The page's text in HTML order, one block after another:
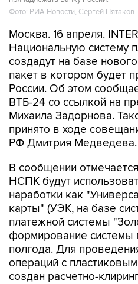
Фото: РИА Новости, Сергей Пятаков
Москва. 16 апреля.
Национальную систему
создадут на базе
пакет в котором будет
России. Об этом
ВТБ-24 со ссылкой на
Михаила Задорнова.
принято в ходе
РФ Дмитрия Медведева.
В сообщении
НСПК будут
наработки как
карты" (УЭК, на базе
платежной системы
формирование системы
полгода. Для
операций с
создан расчетно-